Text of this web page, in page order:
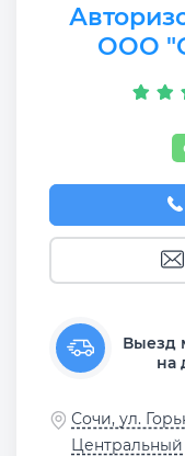
ООО
Выезд
на
Сочи, ул.
Центральный